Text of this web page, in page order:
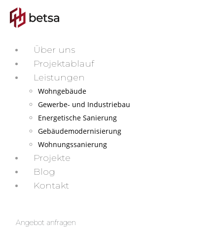
Über uns
Projektablauf
Leistungen
Wohngebäude
Gewerbe- und Industriebau
Energetische Sanierung
Gebäudemodernisierung
Wohnungssanierung
Projekte
Blog
Kontakt
Angebot anfragen